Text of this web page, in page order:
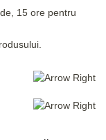
15 ore pentru